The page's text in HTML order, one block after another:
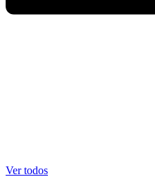
Ver todos